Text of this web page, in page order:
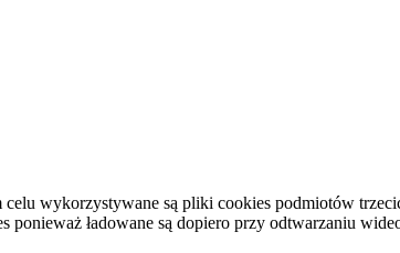
wykorzystywane są pliki cookies podmiotów
ładowane są dopiero przy odtwarzaniu